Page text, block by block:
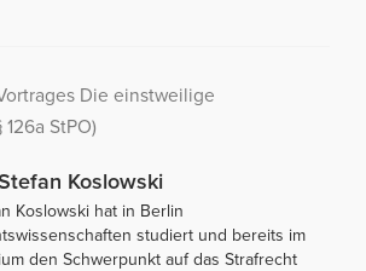
Die einstweilige
StPO)
Koslowski
Koslowski hat in Berlin
studiert und bereits im
den Schwerpunkt auf das Strafrecht